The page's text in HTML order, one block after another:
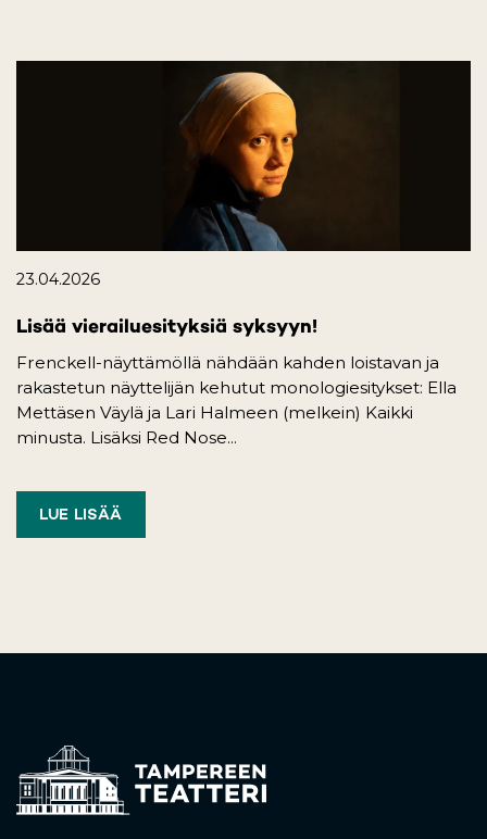
23.04.2026
Lisää vierailuesityksiä syksyyn!
Frenckell-näyttämöllä nähdään kahden loistavan ja
rakastetun näyttelijän kehutut monologiesitykset: Ella
Mettäsen Väylä ja Lari Halmeen (melkein) Kaikki
minusta. Lisäksi Red Nose...
LUE LISÄÄ